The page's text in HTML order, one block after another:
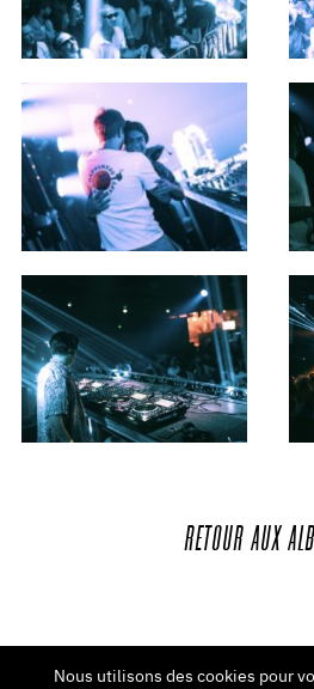
RETOUR AUX
Nous utilisons des cookies pour